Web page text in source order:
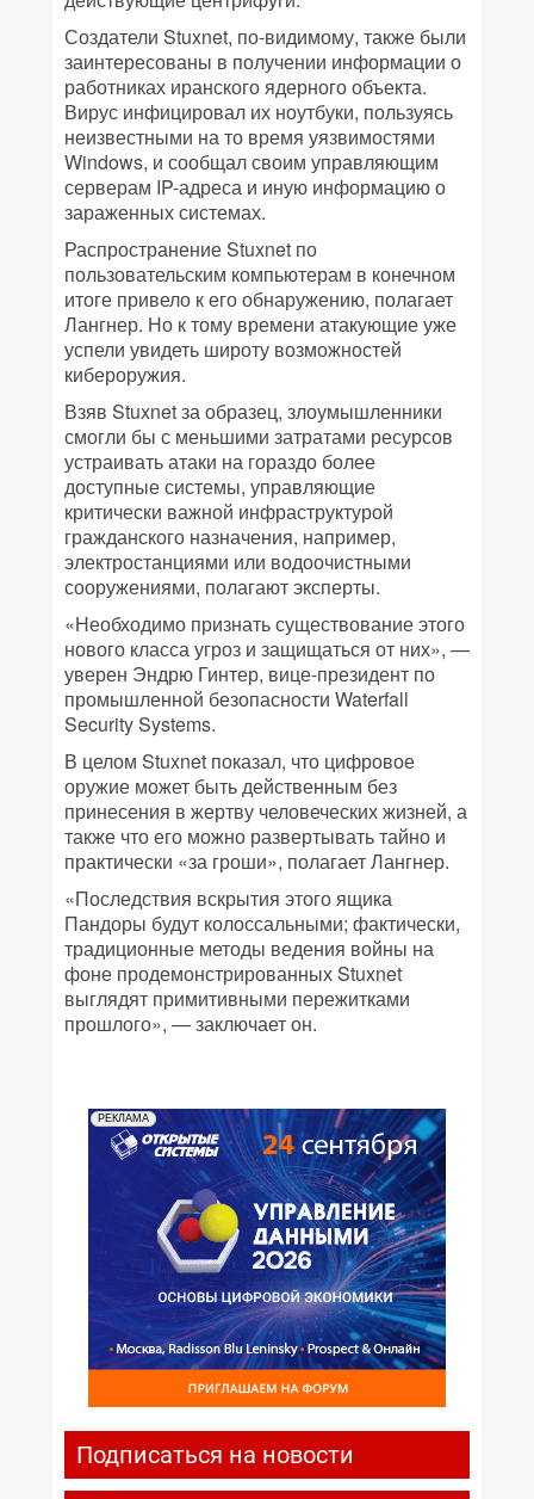
Создатели Stuxnet, по-видимому, также были
заинтересованы в получении информации о
работниках иранского ядерного объекта.
Вирус инфицировал их ноутбуки, пользуясь
неизвестными на то время уязвимостями
Windows, и сообщал своим управляющим
серверам IP-адреса и иную информацию о
зараженных системах.
Распространение Stuxnet по
пользовательским компьютерам в конечном
итоге привело к его обнаружению, полагает
Лангнер. Но к тому времени атакующие уже
успели увидеть широту возможностей
кибероружия.
Взяв Stuxnet за образец, злоумышленники
смогли бы с меньшими затратами ресурсов
устраивать атаки на гораздо более
доступные системы, управляющие
критически важной инфраструктурой
гражданского назначения, например,
электростанциями или водоочистными
сооружениями, полагают эксперты.
«Необходимо признать существование этого
нового класса угроз и защищаться от них», —
уверен Эндрю Гинтер, вице-президент по
промышленной безопасности Waterfall
Security Systems.
В целом Stuxnet показал, что цифровое
оружие может быть действенным без
принесения в жертву человеческих жизней, а
также что его можно развертывать тайно и
практически «за гроши», полагает Лангнер.
«Последствия вскрытия этого ящика
Пандоры будут колоссальными; фактически,
традиционные методы ведения войны на
фоне продемонстрированных Stuxnet
выглядят примитивными пережитками
прошлого», — заключает он.
РЕКЛАМА
Подписаться на новости